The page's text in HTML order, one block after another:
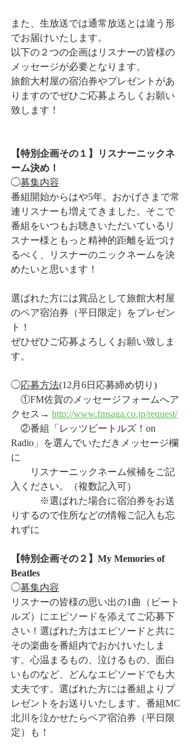
また、生放送では通常放送とは違う形
でお届けいたします。
以下の２つの企画はリスナーの皆様の
メッセージが必要となります。
旅館大村屋の宿泊券やプレゼントがあ
りますのでぜひご応募よろしくお願い
致します！
【特別企画その１】リスナーニックネ
ーム決め！
◯募集内容
番組開始からはや5年。おかげさまで常
連リスナーも増えてきました。そこで
番組をいつもお聴きいただいているリ
スナー様ともっと精神的距離を近づけ
るべく、リスナーのニックネームを決
めたいと思います！
選ばれた方には賞品として旅館大村屋
のペア宿泊券（平日限定）をプレゼン
ト！
ぜひぜひご応募よろしくお願い致しま
す。
◯応募方法(12月6日応募締め切り)
①FM佐賀のメッセージフォームへア
クセス→ http://www.fmsaga.co.jp/request/
②番組「レッツビートルズ！on
Radio」を選んでいただきメッセージ欄
に
リスナーニックネーム候補をご記
入ください。（複数記入可）
※選ばれた場合に宿泊券をお送
りするので住所などの情報ご記入も忘
れずに
【特別企画その２】My Memories of
Beatles
◯募集内容
リスナーの皆様の思い出の1曲（ビート
ルズ）にエピソードを添えてご応募下
さい！選ばれた方はエピソードと共に
その楽曲を番組内でおかけいたしま
す。心温まるもの、泣けるもの、面白
いものなど、どんなエピソードでも大
丈夫です。選ばれた方には番組よりプ
レゼントをお送りいたします。番組MC
北川を泣かせたらペア宿泊券（平日限
定）も！